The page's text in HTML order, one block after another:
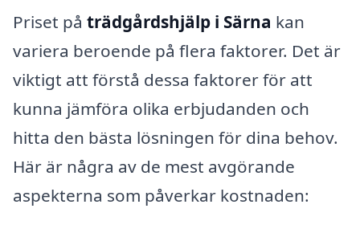
Priset på trädgårdshjälp i Särna kan
variera beroende på flera faktorer. Det är
viktigt att förstå dessa faktorer för att
kunna jämföra olika erbjudanden och
hitta den bästa lösningen för dina behov.
Här är några av de mest avgörande
aspekterna som påverkar kostnaden: